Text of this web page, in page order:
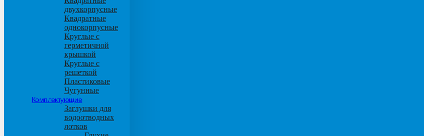
двухкорпусные
Квадратные
однокорпусные
Круглые с
герметичной
крышкой
Круглые с
решеткой
Пластиковые
Чугунные
Комплектующие
Заглушки для
водоотводных
лотков